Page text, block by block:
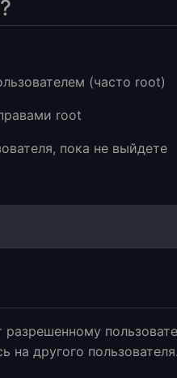
(часто root)
root
пока не выйдете
разрешенному
другого пользователя.